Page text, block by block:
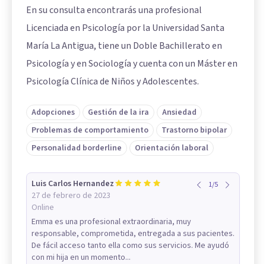
En su consulta encontrarás una profesional
Licenciada en Psicología por la Universidad Santa
María La Antigua, tiene un Doble Bachillerato en
Psicología y en Sociología y cuenta con un Máster en
Psicología Clínica de Niños y Adolescentes.
Adopciones Gestión de la ira
Ansiedad
Problemas de comportamiento
Trastorno bipolar
Personalidad borderline
Orientación laboral
Luis Carlos Hernandez
27 de febrero de 2023
Online
1/5
Emma es una profesional extraordinaria, muy
responsable, comprometida, entregada a sus pacientes.
De fácil acceso tanto ella como sus servicios. Me ayudó
con mi hija en un momento...